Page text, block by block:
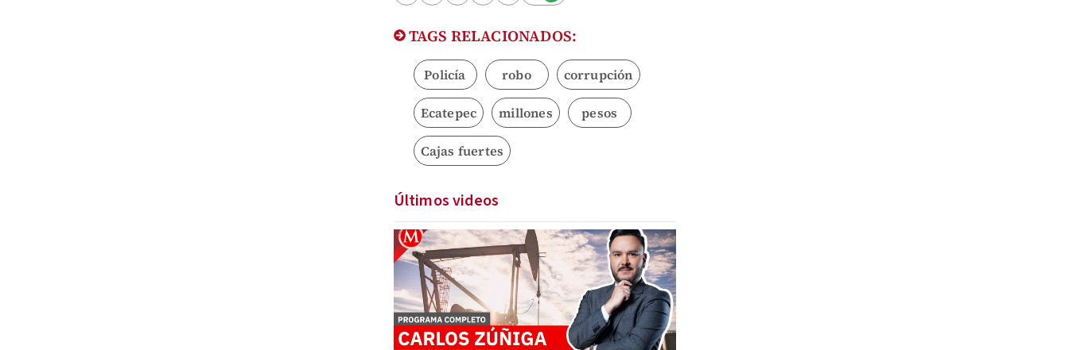
TAGS RELACIONADOS:
Policía robo corrupción
Ecatepec millones pesos
Cajas fuertes
Últimos videos